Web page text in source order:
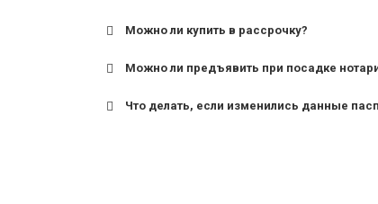
Можно ли купить в рассрочку?
Можно ли предъявить при посадке
Что делать, если изменились данные